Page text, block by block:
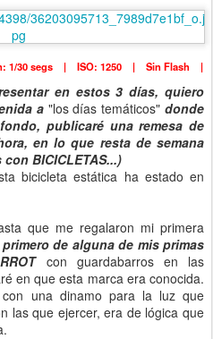
1/30 segs | ISO: 1250 | Sin Flash |
en estos 3 días, quiero
a "los días temáticos" donde
publicaré una remesa de
en lo que resta de semana
BICICLETAS...)
bicicleta estática ha estado en
que me regalaron mi primera
de alguna de mis primas
con guardabarros en las
en que esta marca era conocida.
una dinamo para la luz que
las que ejercer, era de lógica que